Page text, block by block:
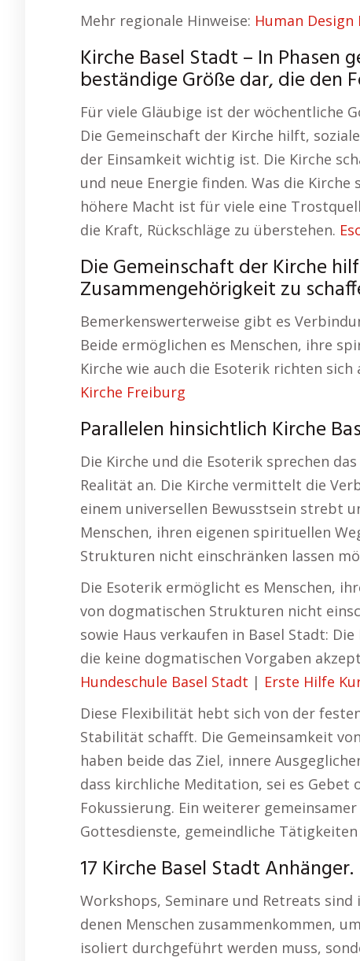
Mehr regionale Hinweise: Human Design
Kirche Basel Stadt – In
beständige Größe dar, die den
Für viele Gläubige ist der wöchentliche
Die Gemeinschaft der Kirche hilft,
der Einsamkeit wichtig ist. Die Kirche
und neue Energie finden. Was die
höhere Macht ist für viele eine
die Kraft, Rückschläge zu überstehen.
Die Gemeinschaft der Kirche
Zusammengehörigkeit zu
Bemerkenswerterweise gibt es
Beide ermöglichen es Menschen, ihre
Kirche wie auch die Esoterik richten
Kirche Freiburg
Parallelen hinsichtlich Kirche
Die Kirche und die Esoterik sprechen
Realität an. Die Kirche vermittelt die
einem universellen Bewusstsein strebt
Menschen, ihren eigenen spirituellen
Strukturen nicht einschränken lassen
Die Esoterik ermöglicht es Menschen,
von dogmatischen Strukturen nicht
sowie Haus verkaufen in Basel Stadt:
die keine dogmatischen Vorgaben
Hundeschule Basel Stadt | Erste Hilfe
Diese Flexibilität hebt sich von der
Stabilität schafft. Die Gemeinsamkeit
haben beide das Ziel, innere
dass kirchliche Meditation, sei es
Fokussierung. Ein weiterer
Gottesdienste, gemeindliche
17 Kirche Basel Stadt Anhänger.
Workshops, Seminare und Retreats
denen Menschen zusammenkommen,
isoliert durchgeführt werden muss,